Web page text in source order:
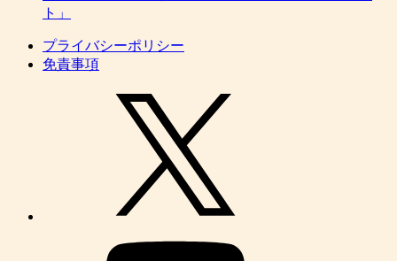
ト」
プライバシーポリシー
免責事項